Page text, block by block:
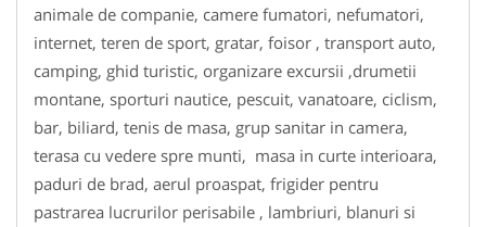
animale de companie, camere fumatori, nefumatori,
internet, teren de sport, gratar, foisor , transport auto,
camping, ghid turistic, organizare excursii ,drumetii
montane, sporturi nautice, pescuit, vanatoare, ciclism,
bar, biliard, tenis de masa, grup sanitar in camera,
terasa cu vedere spre munti, masa in curte interioara,
paduri de brad, aerul proaspat, frigider pentru
pastrarea lucrurilor perisabile , lambriuri, blanuri si